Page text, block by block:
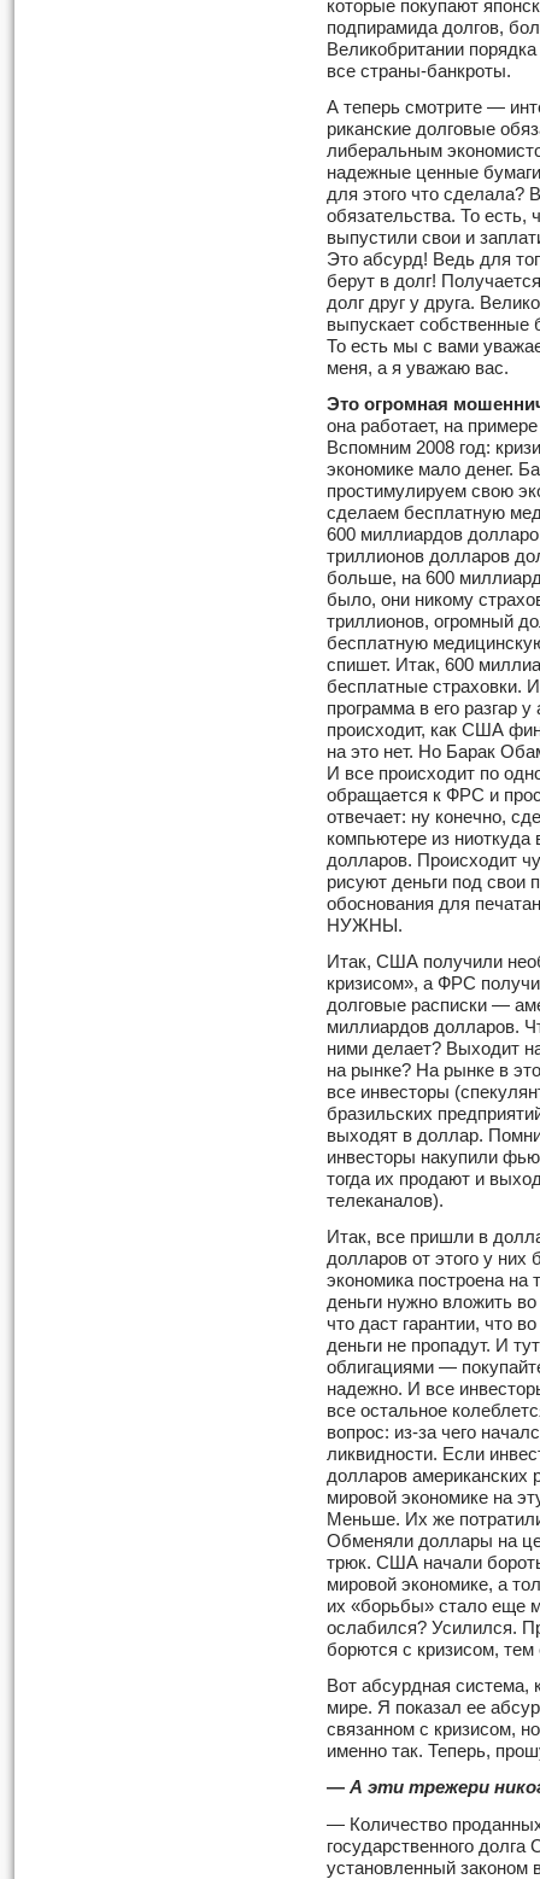
которые покупают
подпирамида долгов,
Великобритании
все страны-банкроты.
А теперь смотрите —
риканские долговые
либе­ральным
надежные ценные
для этого что сделала?
обязательства. То есть,
выпустили свои и
Это абсурд! Ведь для
берут в долг!
долг друг у друга.
выпускает собственные
То есть мы с вами
меня, а я уважаю вас.
Это огромная
она работает, на
Вспом­ним 2008 год:
экономике мало денег.
простимулируем свою
сделаем бесплатную
600 миллиардов
триллионов долларов
больше, на 600
было, они никому
триллионов, огром­ный
бесплатную
спишет. Итак, 600
бесплатные страховки.
программа в его разгар
происходит, как США
на это нет. Но Барак
И все происходит по
обращается к ФРС и
отвечает: ну конечно,
компьютере из
долларов. Происходит
рисуют деньги под свои
обоснования для
НУЖНЫ.
Итак, США получили
кризисом», а ФРС
долго­вые расписки —
миллиардов дол­ларов.
ними делает? Выходит
на рынке? На рынке в
все инвесторы
бразильских
выходят в доллар.
инвесторы накупили
тогда их продают и
телеканалов).
Итак, все пришли в
долларов от этого у
экономика построена на
деньги нужно вложить
что даст гарантии, что
деньги не пропадут. И
облигациями —
надежно. И все
все остальное
вопрос: из-за чего
ликвидности. Если
долларов американских
мировой экономике на
Меньше. Их же
Обменяли доллары на
трюк. США начали
мировой экономике, а
их «борьбы» стало еще
ослабился? Усилился.
борются с кризисом, тем
Вот абсурдная система,
мире. Я показал ее
связанном с кризисом,
именно так. Теперь,
— А эти трежери
— Количество
государ­ственного
установлен­ный законом